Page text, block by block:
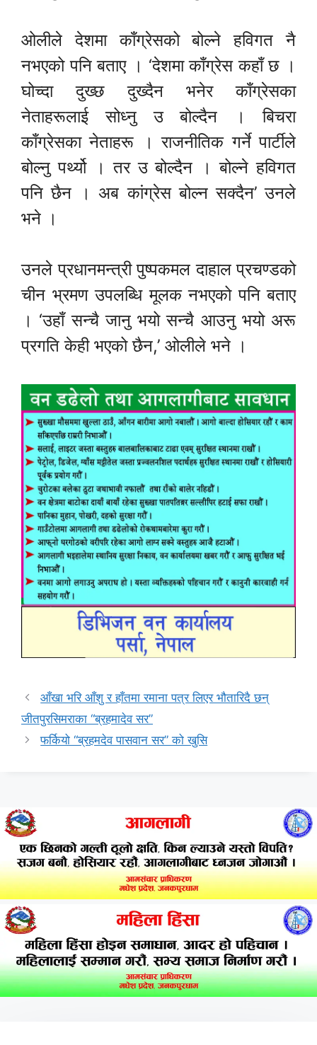
ओलीले देशमा काँग्रेसको बोल्ने हविगत नै
नभएको पनि बताए । ‘देशमा काँग्रेस कहाँ छ ।
घोच्दा दुख्छ दुख्दैन भनेर काँग्रेसका
नेताहरूलाई सोध्नु उ बोल्दैन । बिचरा
काँग्रेसका नेताहरू । राजनीतिक गर्ने पार्टीले
बोल्नु पर्थ्यो । तर उ बोल्दैन । बोल्ने हविगत
पनि छैन । अब कांग्रेस बोल्न सक्दैन’ उनले
भने ।
उनले प्रधानमन्त्री पुष्पकमल दाहाल प्रचण्डको
चीन भ्रमण उपलब्धि मूलक नभएको पनि बताए
। ‘उहाँ सन्चै जानु भयो सन्चै आउनु भयो अरू
प्रगति केही भएको छैन,’ ओलीले भने ।
आँखा भरि आँशु र हाँतमा रमाना पत्र लिएर भौतारिदै छन्
जीतपुरसिमराका “ब्रहमादेव सर”
फर्कियो “ब्रहमदेव पासवान सर” को खुसि